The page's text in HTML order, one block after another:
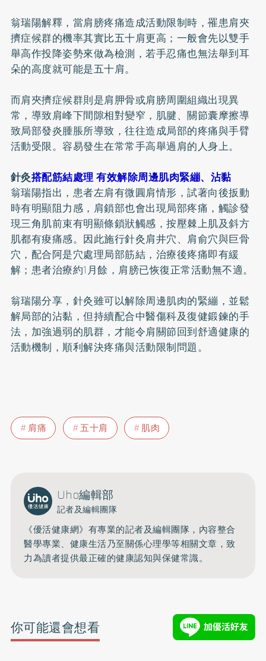
翁瑞陽解釋，當肩膀疼痛造成活動限制時，罹患肩夾
擠症候群的機率其實比五十肩更高；一般會先以雙手
舉高作投降姿勢來做為檢測，若手忍痛也無法舉到耳
朵的高度就可能是五十肩。
而肩夾擠症候群則是肩胛骨或肩膀周圍組織出現異
常，導致肩峰下間隙相對變窄，肌腱、關節囊摩擦導
致局部發炎腫脹所導致，往往造成局部的疼痛與手臂
活動受限。容易發生在常常手高舉過肩的人身上。
針灸搭配筋結處理 有效解除周邊肌肉緊繃、沾黏
翁瑞陽指出，患者左肩有微圓肩情形，試著向後扳動
時有明顯阻力感，肩鎖部也會出現局部疼痛，觸診發
現三角肌前束有明顯條鎖狀觸感，按壓棘上肌及斜方
肌都有痠痛感。因此施行針灸肩井穴、肩俞穴與巨骨
穴，配合阿是穴處理局部筋結，治療後疼痛即有緩
解；患者治療約1月餘，肩膀已恢復正常活動無不適。
翁瑞陽分享，針灸雖可以解除周邊肌肉的緊繃，並鬆
解局部的沾黏，但持續配合中醫傷科及復健鍛鍊的手
法，加強過弱的肌群，才能令肩關節回到舒適健康的
活動機制，順利解決疼痛與活動限制問題。
肩痛 五十肩 肌肉
Uho編輯部
記者及編輯團隊
《優活健康網》有專業的記者及編輯團隊，內容整合
醫學專業、健康生活乃至關係心理學等相關文章，致
力為讀者提供最正確的健康認知與保健常識。
你可能還會想看